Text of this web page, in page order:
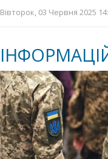
Вівторок, 03 Червня 2025